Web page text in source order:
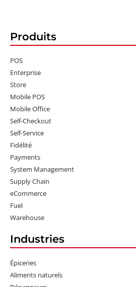
Produits
POS
Enterprise
Store
Mobile POS
Mobile Office
Self-Checkout
Self-Service
Fidélité
Payments
System Management
Supply Chain
eCommerce
Fuel
Warehouse
Industries
Épiceries
Aliments naturels